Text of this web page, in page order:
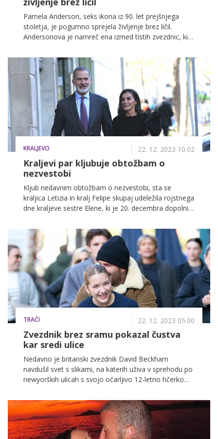
Pamela Anderson, seks ikona iz 90. let prejšnjega
stoletja, je pogumno sprejela življenje brez ličil.
Andersonova je namreč ena izmed tistih zvezdnic, ki
KRALJEVO 22. 12. 2023 10.02
Kraljevi par kljubuje obtožbam o
nezvestobi
Kljub nedavnim obtožbam o nezvestobi, sta se
kraljica Letizia in kralj Felipe skupaj udeležila rojstnega
dne kraljeve sestre Elene, ki je 20. decembra dopolnila
TRAČI 22. 12. 2023 05.00
Zvezdnik brez sramu pokazal čustva
kar sredi ulice
Nedavno je britanski zvezdnik David Beckham
navdušil svet s slikami, na katerih uživa v sprehodu po
newyorških ulicah s svojo očarljivo 12-letno hčerko
očetom in hčerko, kar je na spletu povzročilo pravo
evforijo ob njunem prisrčnem objemu.